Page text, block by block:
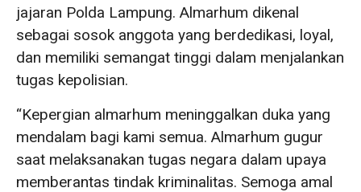
jajaran Polda Lampung. Almarhum dikenal
sebagai sosok anggota yang berdedikasi, loyal,
dan memiliki semangat tinggi dalam menjalankan
tugas kepolisian.
“Kepergian almarhum meninggalkan duka yang
mendalam bagi kami semua. Almarhum gugur
saat melaksanakan tugas negara dalam upaya
memberantas tindak kriminalitas. Semoga amal